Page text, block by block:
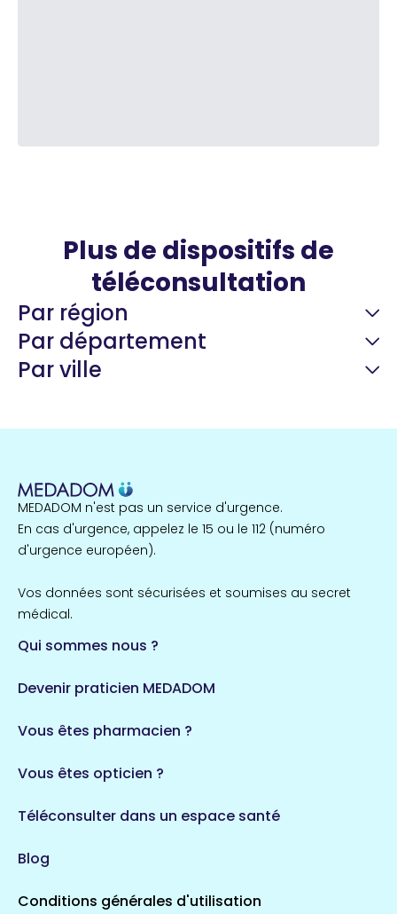
Plus de dispositifs de
téléconsultation
Par région
Île-de-France
857 espaces de santé
124 espaces de santé
Auvergne-Rhône-Alpes
720 espaces de santé
Par département
Côtes-d'Armor
Maine-et-Loire
Loiret
Par ville
1 espaces de santé
1 espaces de santé
MEDADOM n'est pas un service d'urgence.
En cas d'urgence, appelez le 15 ou le 112 (numéro
d'urgence européen).
Vos données sont sécurisées et soumises au secret
médical.
Qui sommes nous ?
Devenir praticien MEDADOM
Vous êtes pharmacien ?
Vous êtes opticien ?
Téléconsulter dans un espace santé
Blog
Conditions générales d'utilisation